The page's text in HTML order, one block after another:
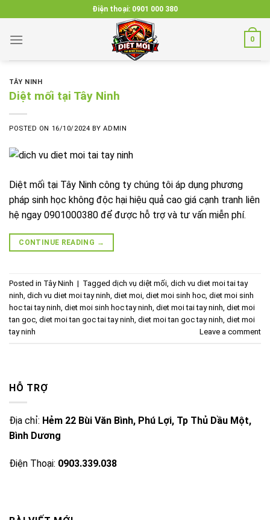
to
content
Điện thoại: 0901 000 380
0
TÂY NINH
Diệt mối tại Tây Ninh
POSTED ON 16/10/2024 BYADMIN
Diệt mối tại Tây Ninh công ty chúng tôi áp dụng phương
pháp sinh học không độc hại hiệu quả cao giá cạnh tranh liên
hệ ngay 0901000380 để được hỗ trợ và tư vấn miễn phí.
CONTINUE READING →
Posted in Tây Ninh | Tagged dịch vụ diệt mối, dich vu diet moi tai tay
ninh, dich vu diet moi tay ninh, diet moi, diet moi sinh hoc, diet moi sinh
hoc tai tay ninh, diet moi sinh hoc tay ninh, diet moi tai tay ninh, diet moi
tan goc, diet moi tan goc tai tay ninh, diet moi tan goc tay ninh, diet moi
tay ninh
Leave a comment
HỖ TRỢ
Địa chỉ: Hẻm 22 Bùi Văn Bình, Phú Lợi, Tp Thủ Dầu Một,
Bình Dương
Điện Thoại: 0903.339.038